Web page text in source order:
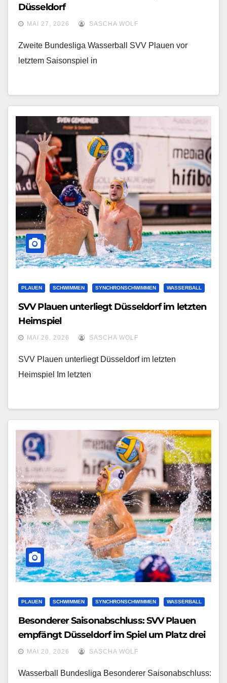
Düsseldorf
MAI 27, 2026 SASCHA WOLF
Zweite Bundesliga Wasserball SVV Plauen vor
letztem Saisonspiel in
PLAUEN SCHWIMMEN SYNCHRONSCHWIMMEN WASSERBALL
SVV Plauen unterliegt Düsseldorf im letzten
Heimspiel
MAI 26, 2026 SASCHA WOLF
SVV Plauen unterliegt Düsseldorf im letzten
Heimspiel Im letzten
PLAUEN SCHWIMMEN SYNCHRONSCHWIMMEN WASSERBALL
Besonderer Saisonabschluss: SVV Plauen
empfängt Düsseldorf im Spiel um Platz drei
MAI 20, 2026 SASCHA WOLF
Wasserball Bundesliga Besonderer Saisonabschluss: